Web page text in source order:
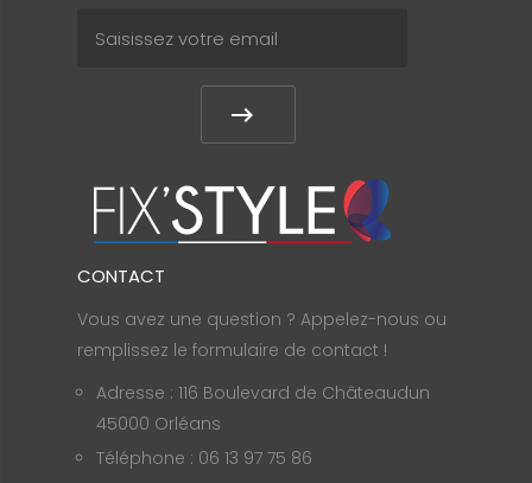
CONTACT
Vous avez une question ? Appelez-nous ou
remplissez le formulaire de contact !
Adresse : 116 Boulevard de Châteaudun
45000 Orléans
Téléphone : 06 13 97 75 86